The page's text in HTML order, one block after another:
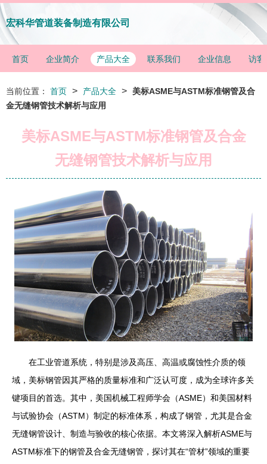
宏科华管道装备制造有限公司
首页 企业简介 产品大全 联系我们 企业信息 访客
当前位置： 首页 > 产品大全 > 美标ASME与ASTM标准钢管及合
金无缝钢管技术解析与应用
美标ASME与ASTM标准钢管及合金
无缝钢管技术解析与应用
在工业管道系统，特别是涉及高压、高温或腐蚀性介质的领
域，美标钢管因其严格的质量标准和广泛认可度，成为全球许多关
键项目的首选。其中，美国机械工程师学会（ASME）和美国材料
与试验协会（ASTM）制定的标准体系，构成了钢管，尤其是合金
无缝钢管设计、制造与验收的核心依据。本文将深入解析ASME与
ASTM标准下的钢管及合金无缝钢管，探讨其在“管材”领域的重要